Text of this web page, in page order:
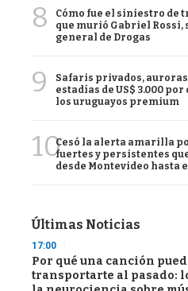
8
Cómo fue el siniestro de
que murió Gabriel Rossi,
general de Drogas
9
Safaris privados,
estadías de US$ 3.000
los uruguayos premium
10Cesó la alerta amarilla
fuertes y persistentes
desde Montevideo hasta
Últimas Noticias
17:00
Por qué una canción
transportarte al pasado: